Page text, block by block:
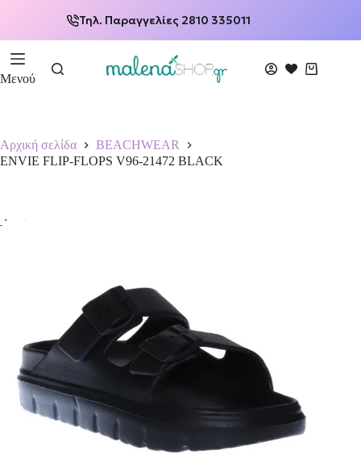
Τηλ. Παραγγελίες 2810 335011
Μενού
Αρχική σελίδα
BEACHWEAR
ENVIE FLIP-FLOPS V96-21472 BLACK
-50%